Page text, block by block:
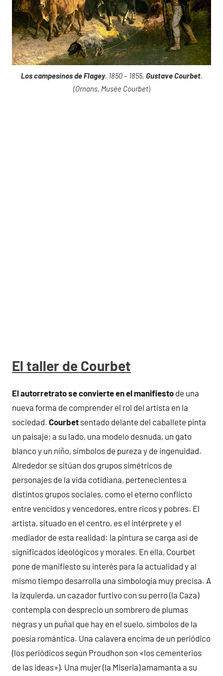
Los campesinos de Flagey, 1850 – 1855, Gustave Courbet,
(Ornans, Musée Courbet)
El taller de Courbet
El autorretrato se convierte en el manifiesto de una
nueva forma de comprender el rol del artista en la
sociedad. Courbet sentado delante del caballete pinta
un paisaje; a su lado, una modelo desnuda, un gato
blanco y un niño, símbolos de pureza y de ingenuidad.
Alrededor se sitúan dos grupos simétricos de
personajes de la vida cotidiana, pertenecientes a
distintos grupos sociales, como el eterno conflicto
entre vencidos y vencedores, entre ricos y pobres. El
artista, situado en el centro, es el intérprete y el
mediador de esta realidad: la pintura se carga así de
significados ideológicos y morales. En ella, Courbet
pone de manifiesto su interés para la actualidad y al
mismo tiempo desarrolla una simbología muy precisa. A
la izquierda, un cazador furtivo con su perro (la Caza)
contempla con desprecio un sombrero de plumas
negras y un puñal que hay en el suelo, símbolos de la
poesía romántica. Una calavera encima de un periódico
(los periódicos según Proudhon son «los cementerios
de las ideas»). Una mujer (la Miseria) amamanta a su